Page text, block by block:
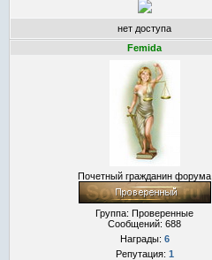
нет доступа
Femida
Почетный гражданин форума
Группа: Проверенные
Сообщений: 688
Награды: 6
Репутация: 1